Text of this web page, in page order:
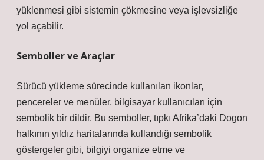
yüklenmesi gibi sistemin çökmesine veya işlevsizliğe
yol açabilir.
Semboller ve Araçlar
Sürücü yükleme sürecinde kullanılan ikonlar,
pencereler ve menüler, bilgisayar kullanıcıları için
sembolik bir dildir. Bu semboller, tıpkı Afrika’daki Dogon
halkının yıldız haritalarında kullandığı sembolik
göstergeler gibi, bilgiyi organize etme ve